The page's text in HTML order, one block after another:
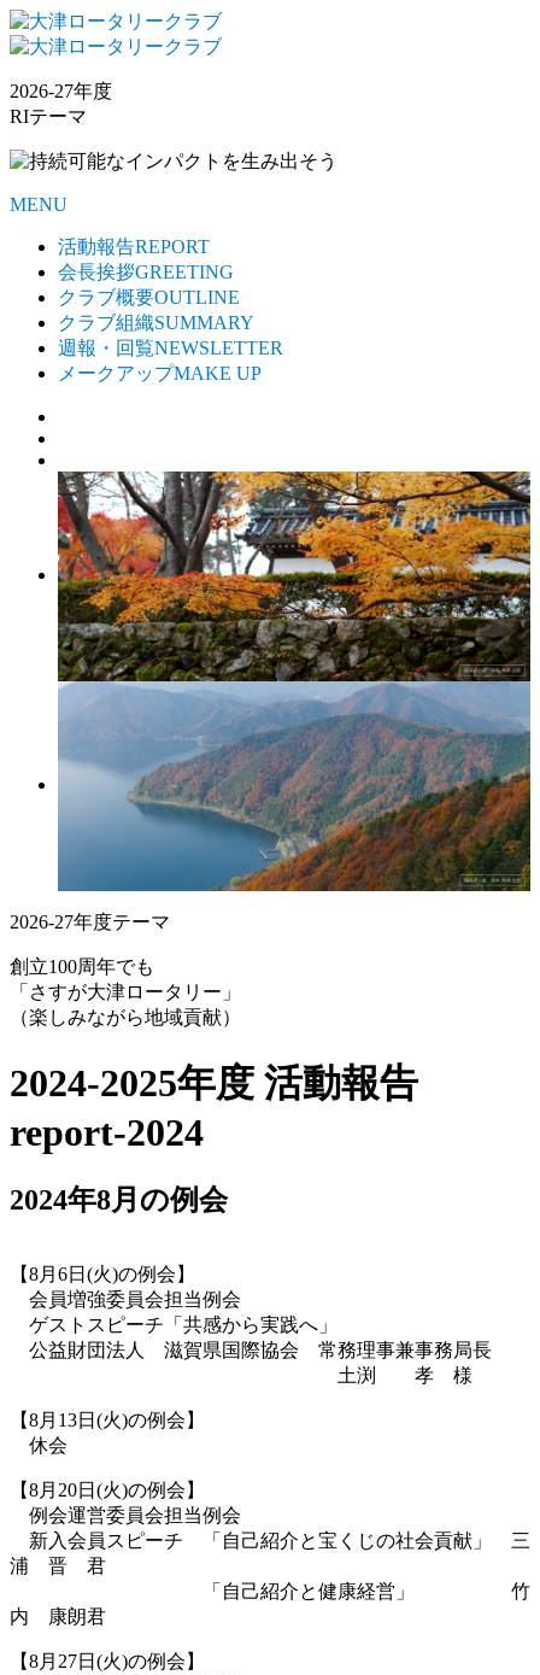
2026-27年度
RIテーマ
MENU
活動報告REPORT
会長挨拶GREETING
クラブ概要OUTLINE
クラブ組織SUMMARY
週報・回覧NEWSLETTER
メークアップMAKE UP
2026-27年度テーマ
創立100周年でも
「さすが大津ロータリー」
（楽しみながら地域貢献）
2024-2025年度 活動報告
report-2024
2024年8月の例会
【8月6日(火)の例会】
会員増強委員会担当例会
ゲストスピーチ「共感から実践へ」
公益財団法人 滋賀県国際協会 常務理事兼事務局長
土渕 孝 様
【8月13日(火)の例会】
休会
【8月20日(火)の例会】
例会運営委員会担当例会
新入会員スピーチ 「自己紹介と宝くじの社会貢献」 三
浦 晋 君
「自己紹介と健康経営」 竹
内 康朗君
【8月27日(火)の例会】